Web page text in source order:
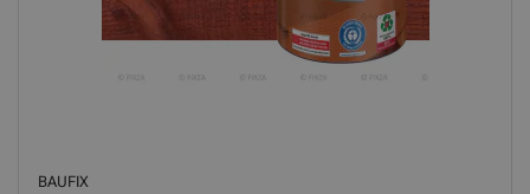
BAUFIX